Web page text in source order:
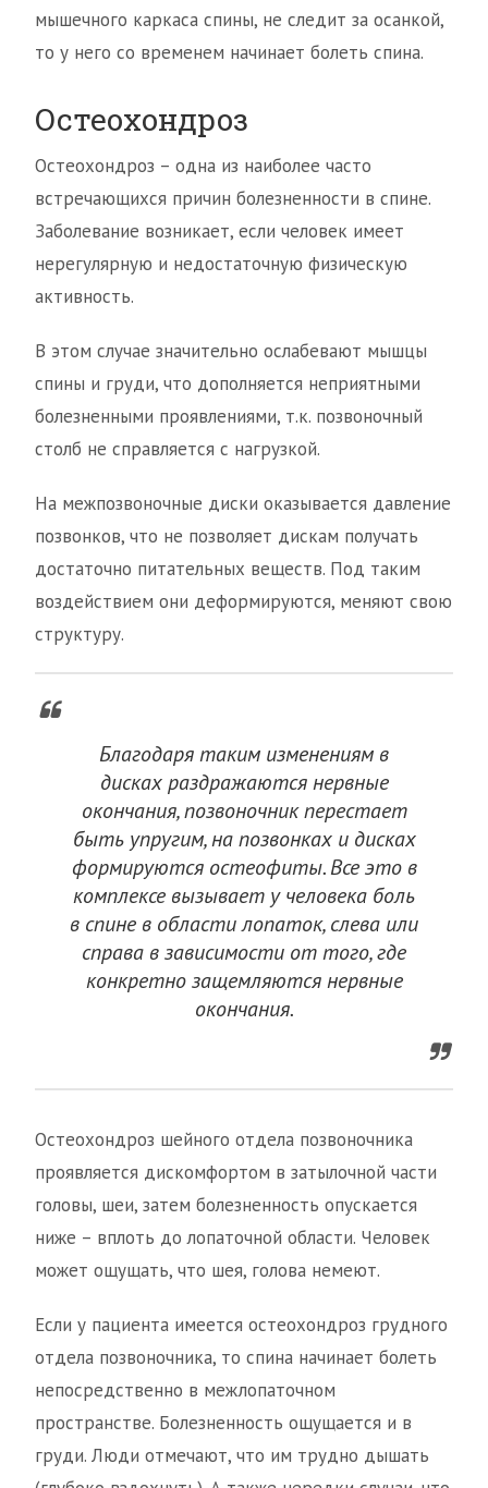
мышечного каркаса спины, не следит за осанкой,
то у него со временем начинает болеть спина.
Остеохондроз
Остеохондроз – одна из наиболее часто
встречающихся причин болезненности в спине.
Заболевание возникает, если человек имеет
нерегулярную и недостаточную физическую
активность.
В этом случае значительно ослабевают мышцы
спины и груди, что дополняется неприятными
болезненными проявлениями, т.к. позвоночный
столб не справляется с нагрузкой.
На межпозвоночные диски оказывается давление
позвонков, что не позволяет дискам получать
достаточно питательных веществ. Под таким
воздействием они деформируются, меняют свою
структуру.
Благодаря таким изменениям в
дисках раздражаются нервные
окончания, позвоночник перестает
быть упругим, на позвонках и дисках
формируются остеофиты. Все это в
комплексе вызывает у человека боль
в спине в области лопаток, слева или
справа в зависимости от того, где
конкретно защемляются нервные
окончания.
Остеохондроз шейного отдела позвоночника
проявляется дискомфортом в затылочной части
головы, шеи, затем болезненность опускается
ниже – вплоть до лопаточной области. Человек
может ощущать, что шея, голова немеют.
Если у пациента имеется остеохондроз грудного
отдела позвоночника, то спина начинает болеть
непосредственно в межлопаточном
пространстве. Болезненность ощущается и в
груди. Люди отмечают, что им трудно дышать